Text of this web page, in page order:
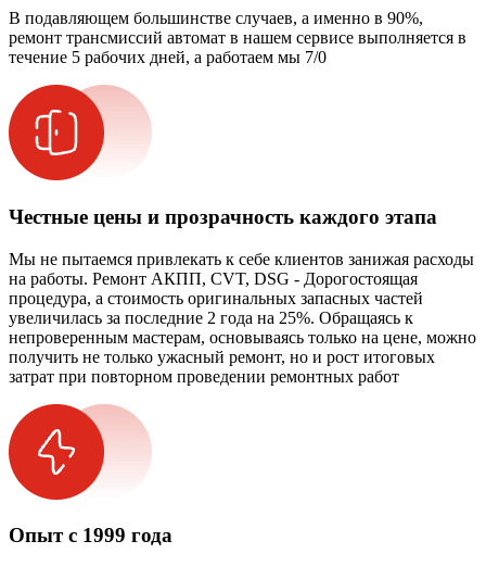
В подавляющем большинстве случаев, а именно в 90%,
ремонт трансмиссий автомат в нашем сервисе выполняется в
течение 5 рабочих дней, а работаем мы 7/0
Честные цены и прозрачность каждого этапа
Мы не пытаемся привлекать к себе клиентов занижая расходы
на работы. Ремонт АКПП, CVT, DSG - Дорогостоящая
процедура, а стоимость оригинальных запасных частей
увеличилась за последние 2 года на 25%. Обращаясь к
непроверенным мастерам, основываясь только на цене, можно
получить не только ужасный ремонт, но и рост итоговых
затрат при повторном проведении ремонтных работ
Опыт с 1999 года